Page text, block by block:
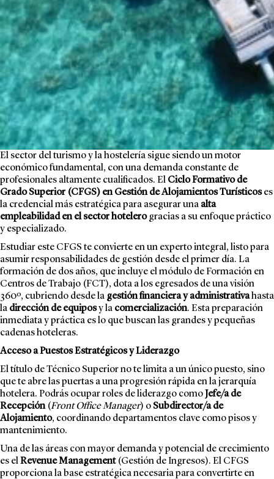
El sector del turismo y la hostelería sigue siendo un motor
económico fundamental, con una demanda constante de
profesionales altamente cualificados. El Ciclo Formativo de
Grado Superior (CFGS) enGestión de Alojamientos Turísticoses
la credencial más estratégica para asegurar una alta
empleabilidad en el sector hotelerogracias a su enfoque práctico
y especializado.
Estudiar este CFGS te convierte en un experto integral, listo para
asumir responsabilidades de gestión desde el primer día. La
formación de dos años, que incluye el módulo de Formación en
Centros de Trabajo (FCT), dota a los egresados de una visión
360º, cubriendo desde la gestión financiera y administrativahasta
la dirección de equiposy la comercialización. Esta preparación
inmediata y práctica es lo que buscan las grandes y pequeñas
cadenas hoteleras.
Acceso a Puestos Estratégicos y Liderazgo
El título de Técnico Superior no te limita a un único puesto, sino
que te abre las puertas a una progresión rápida en la jerarquía
hotelera. Podrás ocupar roles de liderazgo como Jefe/a de
Recepción(Front Office Manager) o Subdirector/a de
Alojamiento, coordinando departamentos clave como pisos y
mantenimiento.
Una de las áreas con mayor demanda y potencial de crecimiento
es elRevenue Management(Gestión de Ingresos). El CFGS
proporciona la base estratégica necesaria para convertirte en